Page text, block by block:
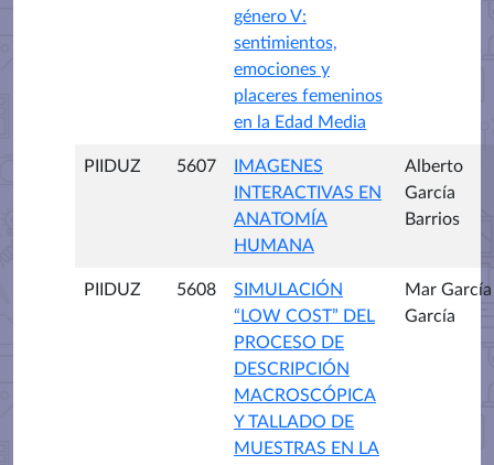
género V:
sentimientos,
emociones y
placeres femeninos
en la Edad Media
PIIDUZ 5607
IMAGENES
INTERACTIVAS EN
ANATOMÍA
HUMANA
Alberto
García
Barrios
PIIDUZ 5608
SIMULACIÓN
“LOW COST” DEL
PROCESO DE
DESCRIPCIÓN
MACROSCÓPICA
Y TALLADO DE
MUESTRAS EN LA
Mar García
García